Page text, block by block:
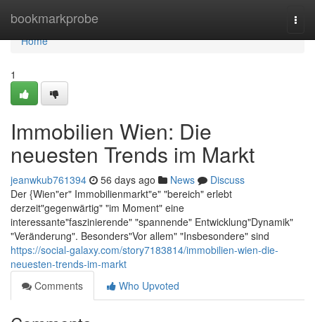
bookmarkprobe
Home
Home
1
Immobilien Wien: Die
neuesten Trends im Markt
jeanwkub761394 56 days ago News
Discuss
Der {Wien"er" Immobilienmarkt"e" "bereich" erlebt
derzeit"gegenwärtig" "im Moment" eine
interessante"faszinierende" "spannende" Entwicklung"Dynamik"
"Veränderung". Besonders"Vor allem" "Insbesondere" sind
https://social-galaxy.com/story7183814/immobilien-wien-die-
neuesten-trends-im-markt
Comments
Who Upvoted